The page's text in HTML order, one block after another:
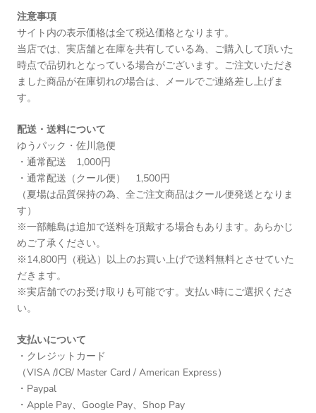
注意事項
サイト内の表示価格は全て税込価格となります。
当店では、実店舗と在庫を共有している為、ご購入して頂いた
時点で品切れとなっている場合がございます。ご注文いただき
ました商品が在庫切れの場合は、メールでご連絡差し上げま
す。
配送・送料について
ゆうパック・佐川急便
・通常配送 1,000円
・通常配送（クール便） 1,500円
（夏場は品質保持の為、全ご注文商品はクール便発送となりま
す）
※一部離島は追加で送料を頂戴する場合もあります。あらかじ
めご了承ください。
※14,800円（税込）以上のお買い上げで送料無料とさせていた
だきます。
※実店舗でのお受け取りも可能です。支払い時にご選択くださ
い。
支払いについて
・クレジットカード
（VISA /JCB/ Master Card / American Express）
・Paypal
・Apple Pay、Google Pay、Shop Pay